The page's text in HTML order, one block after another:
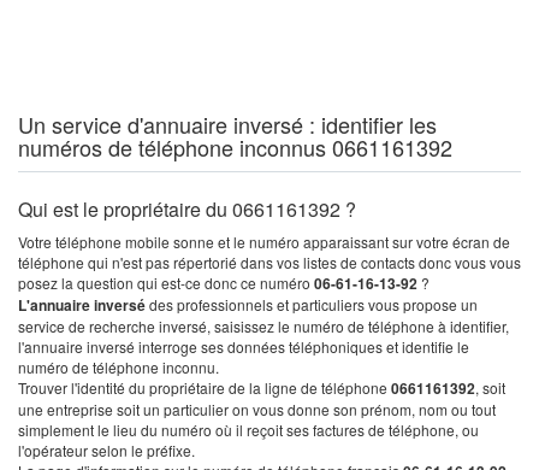
Un service d'annuaire inversé : identifier les
numéros de téléphone inconnus 0661161392
Qui est le propriétaire du 0661161392 ?
Votre téléphone mobile sonne et le numéro apparaissant sur votre écran de
téléphone qui n'est pas répertorié dans vos listes de contacts donc vous vous
posez la question qui est-ce donc ce numéro 06-61-16-13-92 ?
L'annuaire inversédes professionnels et particuliers vous propose un
service de recherche inversé, saisissez le numéro de téléphone à identifier,
l'annuaire inversé interroge ses données téléphoniques et identifie le
numéro de téléphone inconnu.
Trouver l'identité du propriétaire de la ligne de téléphone 0661161392, soit
une entreprise soit un particulier on vous donne son prénom, nom ou tout
simplement le lieu du numéro où il reçoit ses factures de téléphone, ou
l'opérateur selon le préfixe.